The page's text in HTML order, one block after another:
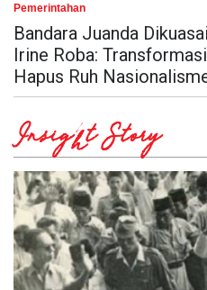
Pemerintahan
Bandara Juanda
Irine Roba:
Hapus Ruh
Insight Story